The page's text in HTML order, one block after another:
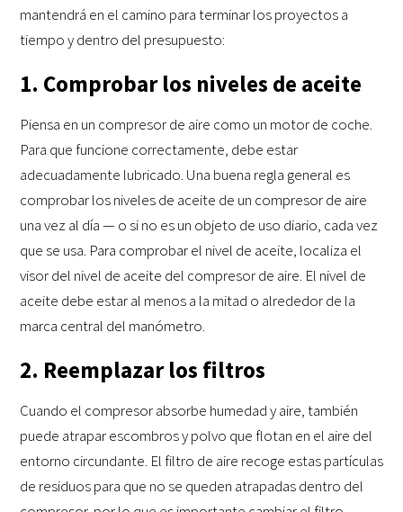
mantendrá en el camino para terminar los proyectos a
tiempo y dentro del presupuesto:
1. Comprobar los niveles de aceite
Piensa en un compresor de aire como un motor de coche.
Para que funcione correctamente, debe estar
adecuadamente lubricado. Una buena regla general es
comprobar los niveles de aceite de un compresor de aire
una vez al día — o si no es un objeto de uso diario, cada vez
que se usa. Para comprobar el nivel de aceite, localiza el
visor del nivel de aceite del compresor de aire. El nivel de
aceite debe estar al menos a la mitad o alrededor de la
marca central del manómetro.
2. Reemplazar los filtros
Cuando el compresor absorbe humedad y aire, también
puede atrapar escombros y polvo que flotan en el aire del
entorno circundante. El filtro de aire recoge estas partículas
de residuos para que no se queden atrapadas dentro del